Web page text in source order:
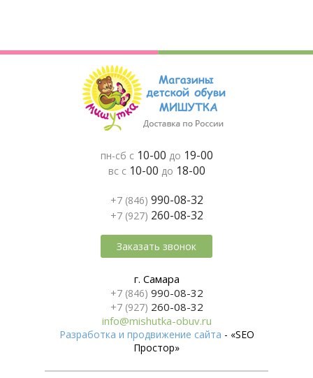
пн-сб с 10-00 до 19-00
вс с 10-00 до 18-00
+7 (846) 990-08-32
+7 (927) 260-08-32
Заказать звонок
г. Самара
+7 (846) 990-08-32
+7 (927) 260-08-32
info@mishutka-obuv.ru
Разработка и продвижение сайта - «SEO
Простор»